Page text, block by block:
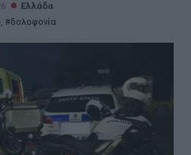
Ελλάδα
, δολοφονία